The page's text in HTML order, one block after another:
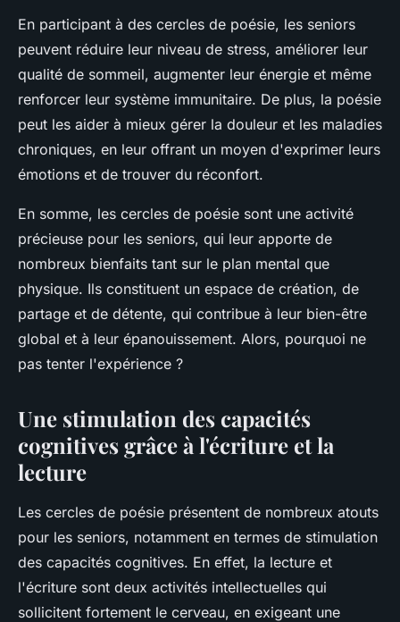
En participant à des cercles de poésie, les seniors
peuvent réduire leur niveau de stress, améliorer leur
qualité de sommeil, augmenter leur énergie et même
renforcer leur système immunitaire. De plus, la poésie
peut les aider à mieux gérer la douleur et les maladies
chroniques, en leur offrant un moyen d'exprimer leurs
émotions et de trouver du réconfort.
En somme, les cercles de poésie sont une activité
précieuse pour les seniors, qui leur apporte de
nombreux bienfaits tant sur le plan mental que
physique. Ils constituent un espace de création, de
partage et de détente, qui contribue à leur bien-être
global et à leur épanouissement. Alors, pourquoi ne
pas tenter l'expérience ?
Une stimulation des capacités
cognitives grâce à l'écriture et la
lecture
Les cercles de poésie présentent de nombreux atouts
pour les seniors, notamment en termes de stimulation
des capacités cognitives. En effet, la lecture et
l'écriture sont deux activités intellectuelles qui
sollicitent fortement le cerveau, en exigeant une